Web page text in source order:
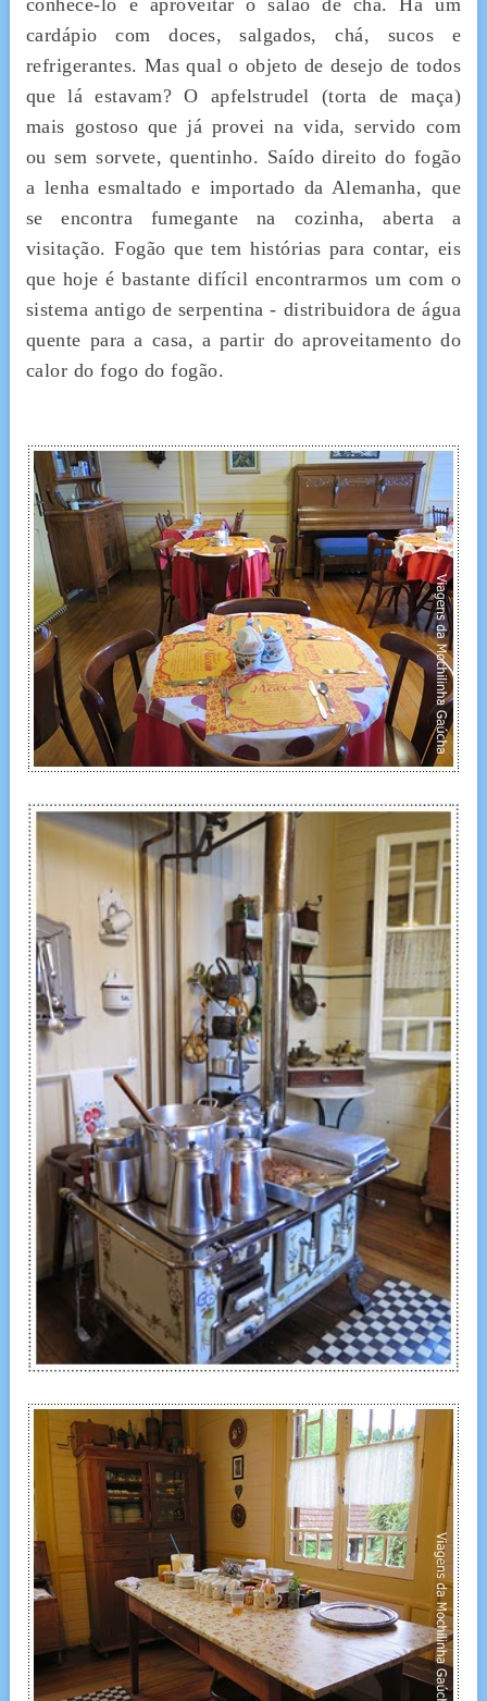
cardápio com doces, salgados, chá, sucos e
refrigerantes. Mas qual o objeto de desejo de todos
que lá estavam? O apfelstrudel (torta de maça)
mais gostoso que já provei na vida, servido com
ou sem sorvete, quentinho. Saído direito do fogão
a lenha esmaltado e importado da Alemanha, que
se encontra fumegante na cozinha, aberta a
visitação. Fogão que tem histórias para contar, eis
que hoje é bastante difícil encontrarmos um com o
sistema antigo de serpentina - distribuidora de água
quente para a casa, a partir do aproveitamento do
calor do fogo do fogão.